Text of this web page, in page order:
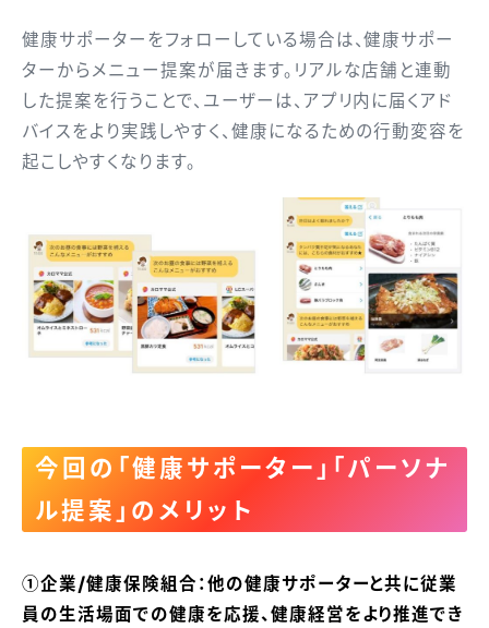
健康サポーターをフォローしている場合は、健康サポー
ターからメニュー提案が届きます。リアルな店舗と連動
した提案を行うことで、ユーザーは、アプリ内に届くアド
バイスをより実践しやすく、健康になるための行動変容を
起こしやすくなります。
今回の「健康サポーター」「パーソナ
ル提案」のメリット
①企業/健康保険組合：他の健康サポーターと共に従業
員の生活場面での健康を応援、健康経営をより推進でき